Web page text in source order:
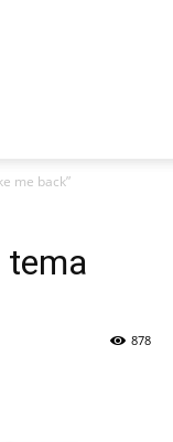
me back”
tema
878